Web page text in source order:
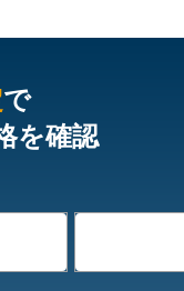
で
を確認